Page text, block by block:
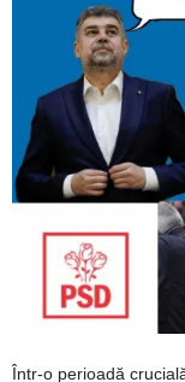
Într-o perioadă